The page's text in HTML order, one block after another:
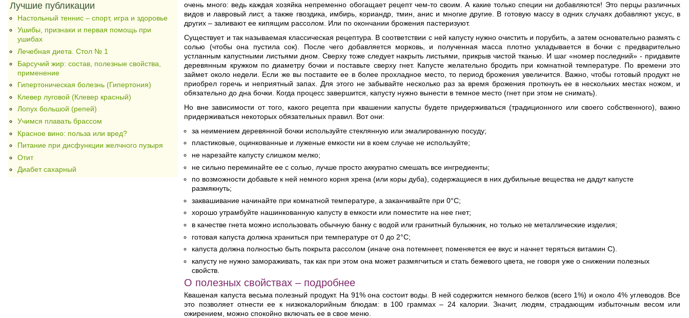
Лучшие публикации
Настольный теннис – спорт, игра и здоровье
Ушибы, признаки и первая помощь при
ушибах
Лечебная диета. Стол № 1
Барсучий жир: состав, полезные свойства,
применение
Гипертоническая болезнь (Гипертония)
Клевер луговой (Клевер красный)
Лопух большой (репей)
Учимся плавать брассом
Красное вино: польза или вред?
Питание при дисфункции желчного пузыря
Отит
Диабет сахарный
очень много: ведь каждая хозяйка непременно обогащает рецепт чем-то своим. А какие только специи ни добавляются! Это перцы различных
видов и лавровый лист, а также гвоздика, имбирь, кориандр, тмин, анис и многие другие. В готовую массу в одних случаях добавляют уксус, в
других – заливают ее кипящим рассолом. Или по окончании брожения пастеризуют.
Существует и так называемая классическая рецептура. В соответствии с ней капусту нужно очистить и порубить, а затем основательно размять с
солью (чтобы она пустила сок). После чего добавляется морковь, и полученная масса плотно укладывается в бочки с предварительно
устланным капустными листьями дном. Сверху тоже следует накрыть листьями, прикрыв чистой тканью. И шаг «номер последний» - придавите
деревянным кружком по диаметру бочки и поставьте сверху гнет. Капусте желательно бродить при комнатной температуре. По времени это
займет около недели. Если же вы поставите ее в более прохладное место, то период брожения увеличится. Важно, чтобы готовый продукт не
приобрел горечь и неприятный запах. Для этого не забывайте несколько раз за время брожения проткнуть ее в нескольких местах ножом, и
обязательно до дна бочки. Когда процесс завершится, капусту нужно вынести в темное место (гнет при этом не снимать).
Но вне зависимости от того, какого рецепта при квашении капусты будете придерживаться (традиционного или своего собственного), важно
придерживаться некоторых обязательных правил. Вот они:
за неимением деревянной бочки используйте стеклянную или эмалированную посуду;
пластиковые, оцинкованные и луженые емкости ни в коем случае не используйте;
не нарезайте капусту слишком мелко;
не сильно переминайте ее с солью, лучше просто аккуратно смешать все ингредиенты;
по возможности добавьте к ней немного корня хрена (или коры дуба), содержащиеся в них дубильные вещества не дадут капусте
размякнуть;
заквашивание начинайте при комнатной температуре, а заканчивайте при 0°С;
хорошо утрамбуйте нашинкованную капусту в емкости или поместите на нее гнет;
в качестве гнета можно использовать обычную банку с водой или гранитный булыжник, но только не металлические изделия;
готовая капуста должна храниться при температуре от 0 до 2°С;
капуста должна полностью быть покрыта рассолом (иначе она потемнеет, поменяется ее вкус и начнет теряться витамин С).
капусту не нужно замораживать, так как при этом она может размягчиться и стать бежевого цвета, не говоря уже о снижении полезных
свойств.
О полезных свойствах – подробнее
Квашеная капуста весьма полезный продукт. На 91% она состоит воды. В ней содержится немного белков (всего 1%) и около 4% углеводов. Все
это позволяет отнести ее к низкокалорийным блюдам: в 100 граммах – 24 калории. Значит, людям, страдающим избыточным весом или
ожирением, можно спокойно включать ее в свое меню.